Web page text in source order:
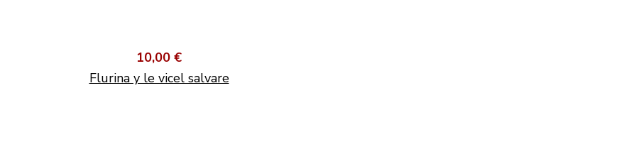
10,00 €
Flurina y le vicel salvare